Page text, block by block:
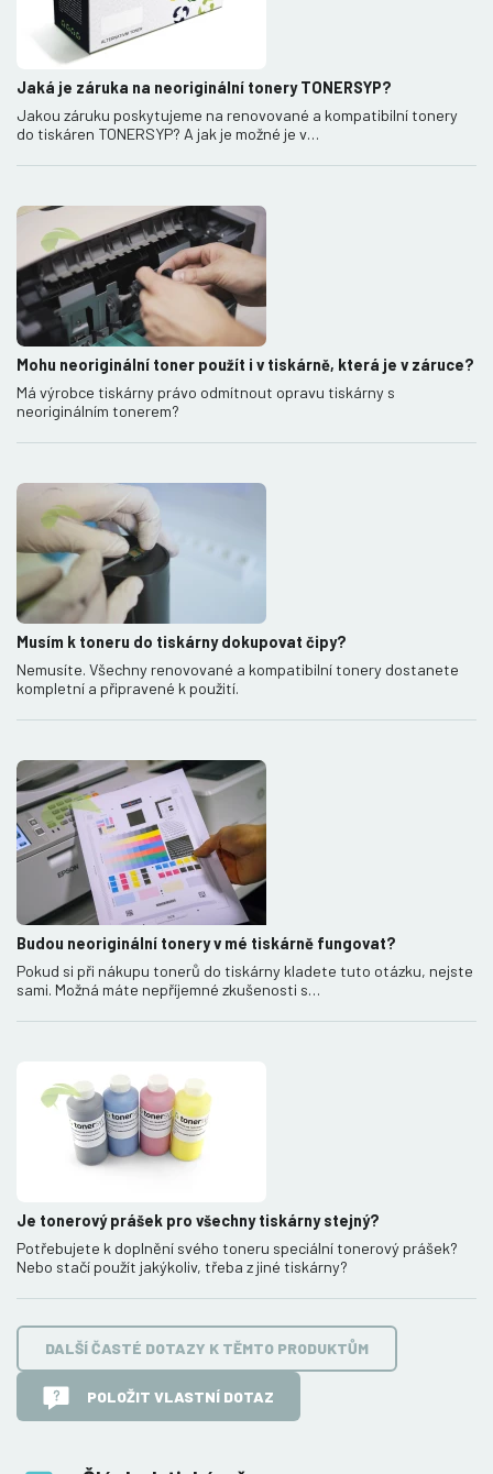
Jaká je záruka na neoriginální tonery TONERSYP?
Jakou záruku poskytujeme na renovované a kompatibilní tonery
do tiskáren TONERSYP? A jak je možné je v…
Mohu neoriginální toner použít i v tiskárně, která je v záruce?
Má výrobce tiskárny právo odmítnout opravu tiskárny s
neoriginálním tonerem?
Musím k toneru do tiskárny dokupovat čipy?
Nemusíte. Všechny renovované a kompatibilní tonery dostanete
kompletní a připravené k použití.
Budou neoriginální tonery v mé tiskárně fungovat?
Pokud si při nákupu tonerů do tiskárny kladete tuto otázku, nejste
sami. Možná máte nepříjemné zkušenosti s…
Je tonerový prášek pro všechny tiskárny stejný?
Potřebujete k doplnění svého toneru speciální tonerový prášek?
Nebo stačí použít jakýkoliv, třeba z jiné tiskárny?
DALŠÍ ČASTÉ DOTAZY K TĚMTO PRODUKTŮM
POLOŽIT VLASTNÍ DOTAZ